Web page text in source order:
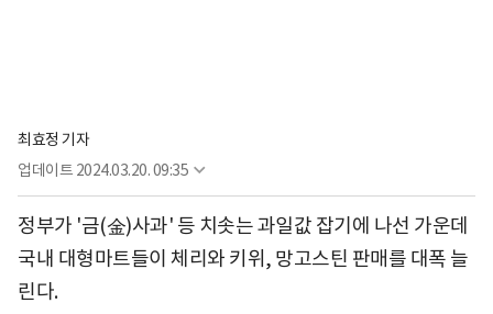
최효정 기자
업데이트 2024.03.20. 09:35
정부가 '금(金)사과' 등 치솟는 과일값 잡기에 나선 가운데
국내 대형마트들이 체리와 키위, 망고스틴 판매를 대폭 늘
린다.